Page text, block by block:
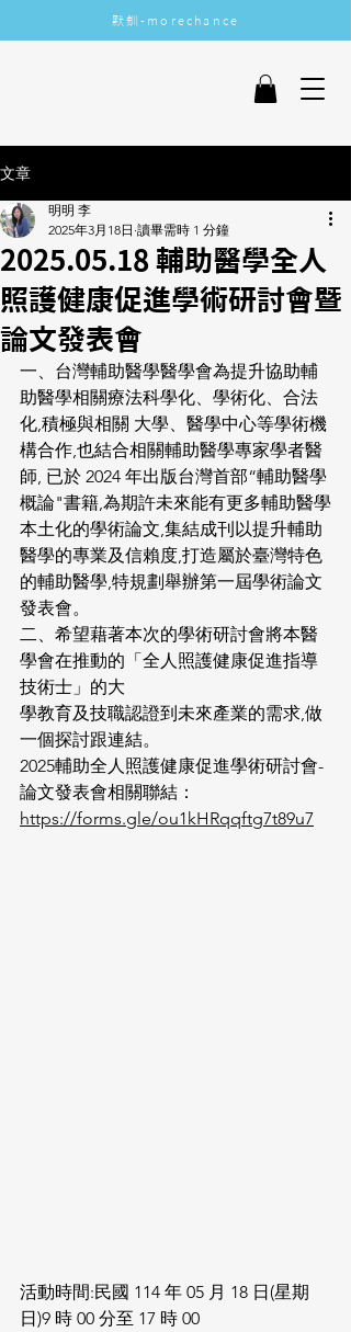
​默釧-morechance
文章
2025.05.18 輔助醫學全人
照護健康促進學術研討會暨
論文發表會
明明 李
2025年3月18日 讀畢需時 1 分鐘
一、台灣輔助醫學醫學會為提升協助輔
助醫學相關療法科學化、學術化、合法
化,積極與相關 大學、醫學中心等學術機
構合作,也結合相關輔助醫學專家學者醫
師, 已於 2024 年出版台灣首部“輔助醫學
概論"書籍,為期許未來能有更多輔助醫學
本土化的學術論文,集結成刊以提升輔助
醫學的專業及信賴度,打造屬於臺灣特色
的輔助醫學,特規劃舉辦第一屆學術論文
發表會。
二、希望藉著本次的學術研討會將本醫
學會在推動的「全人照護健康促進指導
技術士」的大
學教育及技職認證到未來產業的需求,做
一個探討跟連結。
2025輔助全人照護健康促進學術研討會-
論文發表會相關聯結：
https://forms.gle/ou1kHRqqftg7t89u7
活動時間:民國 114 年 05 月 18 日(星期
日)9 時 00 分至 17 時 00